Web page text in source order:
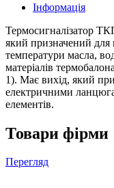
Інформація
Термосигналізатор
який призначений для
температури масла,
матеріалів
1). Має вихід, який
електричними
елементів.
Товари фірми
Перегляд